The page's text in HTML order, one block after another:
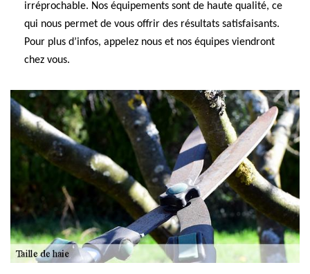
irréprochable. Nos équipements sont de haute qualité, ce
qui nous permet de vous offrir des résultats satisfaisants.
Pour plus d’infos, appelez nous et nos équipes viendront
chez vous.